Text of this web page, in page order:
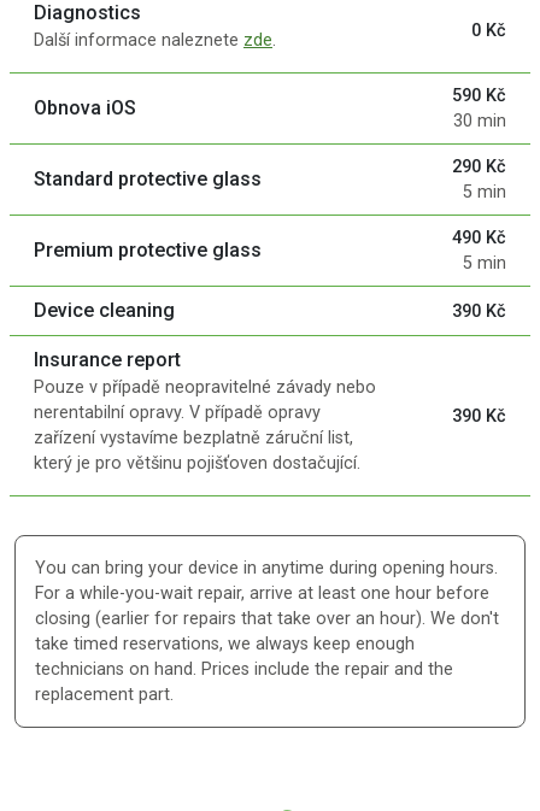
Diagnostics
Další informace naleznete zde. 0 Kč
Obnova iOS
590 Kč
30 min
Standard protective glass
290 Kč
5 min
Premium protective glass
490 Kč
5 min
Device cleaning 390 Kč
Insurance report
Pouze v případě neopravitelné závady nebo
nerentabilní opravy. V případě opravy
zařízení vystavíme bezplatně záruční list,
který je pro většinu pojišťoven dostačující.
390 Kč
You can bring your device in anytime during opening hours.
For a while-you-wait repair, arrive at least one hour before
closing (earlier for repairs that take over an hour). We don't
take timed reservations, we always keep enough
technicians on hand. Prices include the repair and the
replacement part.